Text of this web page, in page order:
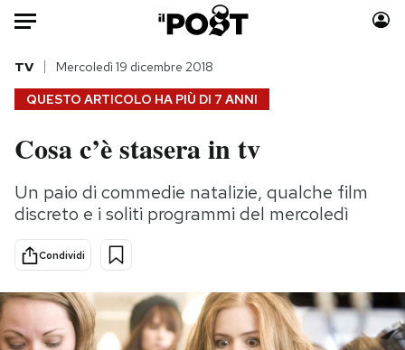
Auto
HOME
Italia
Politica
Internet
Cultura
Economia
Moda
Consumismi
Europa
Altrecose
QUESTO ARTICOLO HA PIÙ DI 7 ANNI
TV Mercoledì 19 dicembre 2018
Cosa c’è stasera in tv
Un paio di commedie natalizie, qualche film
discreto e i soliti programmi del mercoledì
Condividi